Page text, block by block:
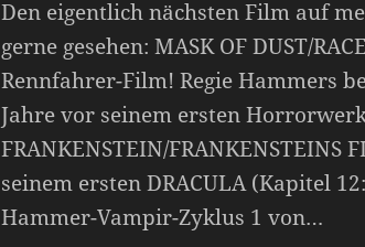
Den eigentlich nächsten Film auf
gerne gesehen: MASK OF DUST/
Rennfahrer-Film! Regie Hammers
Jahre vor seinem ersten Horrorwerk
FRANKENSTEIN/
seinem ersten DRACULA (Kapitel
Hammer-Vampir-Zyklus 1 von…